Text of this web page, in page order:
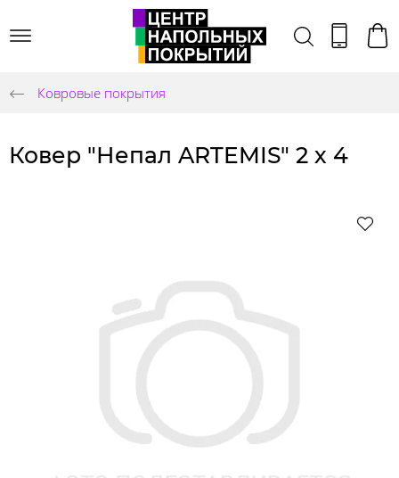
Ковровые покрытия
Ковер "Непал ARTEMIS" 2 х 4